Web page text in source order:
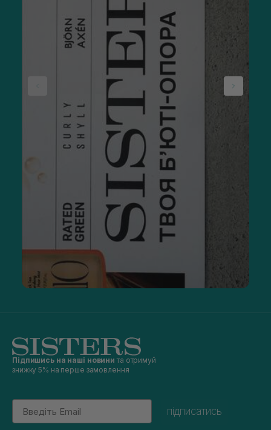
Підпишись на наші новини та отримуй
знижку 5% на перше замовлення
Email
підписатись